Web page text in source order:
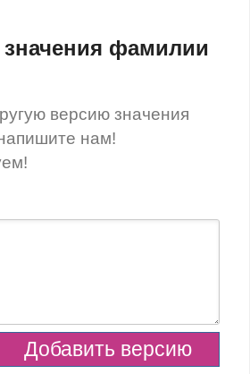
фамилии
версию значения
нам!